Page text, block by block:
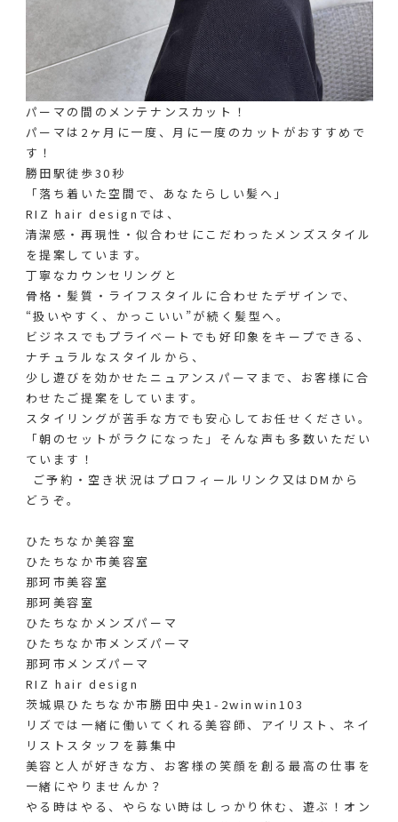
パーマの間のメンテナンスカット！
パーマは2ヶ月に一度、月に一度のカットがおすすめで
す！
勝田駅徒歩30秒
「落ち着いた空間で、あなたらしい髪へ」
RIZ hair designでは、
清潔感・再現性・似合わせにこだわったメンズスタイル
を提案しています。
丁寧なカウンセリングと
骨格・髪質・ライフスタイルに合わせたデザインで、
“扱いやすく、かっこいい”が続く髪型へ。
ビジネスでもプライベートでも好印象をキープできる、
ナチュラルなスタイルから、
少し遊びを効かせたニュアンスパーマまで、お客様に合
わせたご提案をしています。
スタイリングが苦手な方でも安心してお任せください。
「朝のセットがラクになった」そんな声も多数いただい
ています！
︎ ご予約・空き状況はプロフィールリンク又はDMから
どうぞ。
ひたちなか美容室
ひたちなか市美容室
那珂市美容室
那珂美容室
ひたちなかメンズパーマ
ひたちなか市メンズパーマ
那珂市メンズパーマ
RIZ hair design
茨城県ひたちなか市勝田中央1-2winwin103
リズでは一緒に働いてくれる美容師、アイリスト、ネイ
リストスタッフを募集中
美容と人が好きな方、お客様の笑顔を創る最高の仕事を
一緒にやりませんか？
やる時はやる、やらない時はしっかり休む、遊ぶ！オン